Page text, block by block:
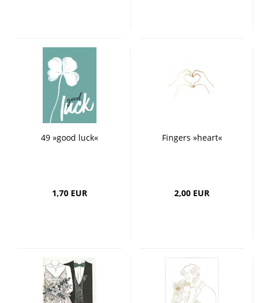
49 »good luck«
1,70 EUR
Fingers »heart«
2,00 EUR